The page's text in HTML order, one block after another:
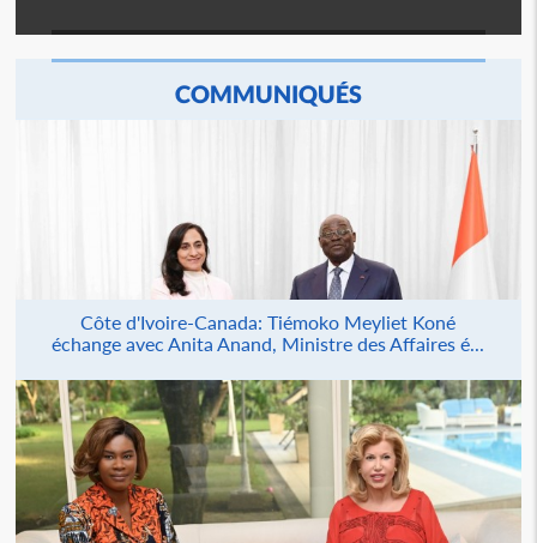
COMMUNIQUÉS
Côte d'Ivoire-Canada: Tiémoko Meyliet Koné
échange avec Anita Anand, Ministre des Affaires é...